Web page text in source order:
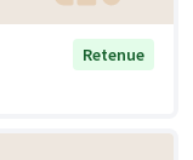
Retenue